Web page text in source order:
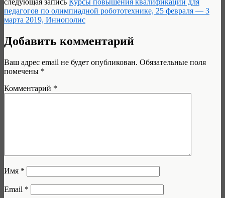
следующая запись Курсы повышения квалификации для
педагогов по олимпиадной робототехнике, 25 февраля — 3
марта 2019, Иннополис
Добавить комментарий
Ваш адрес email не будет опубликован. Обязательные поля
помечены *
Комментарий *
Имя *
Email *